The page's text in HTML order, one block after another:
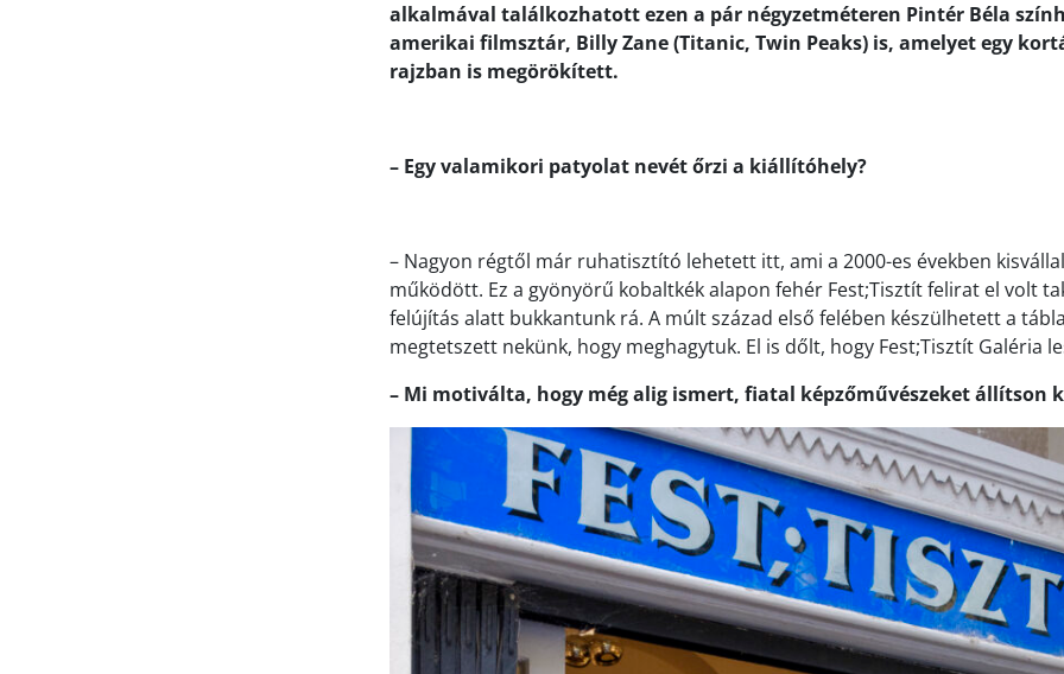
alkalmával találkozhatott ezen a pár négyzetméteren Pintér Béla
amerikai filmsztár, Billy Zane (Titanic, Twin Peaks) is, amelyet egy
rajzban is megörökített.
– Egy valamikori patyolat nevét őrzi a kiállítóhely?
– Nagyon régtől már ruhatisztító lehetett itt, ami a 2000-es években
működött. Ez a gyönyörű kobaltkék alapon fehér Fest;Tisztít felirat el volt
felújítás alatt bukkantunk rá. A múlt század első felében készülhetett a
megtetszett nekünk, hogy meghagytuk. El is dőlt, hogy Fest;Tisztít Galéria
– Mi motiválta, hogy még alig ismert, fiatal képzőművészeket állítson